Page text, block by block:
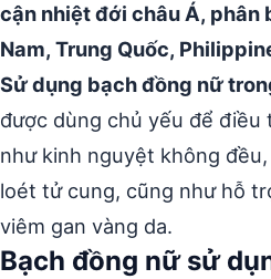
cận nhiệt đới châu Á, phân
Nam, Trung Quốc,
Sử dụng bạch đồng nữ
được dùng chủ yếu để điều
như kinh nguyệt không
loét tử cung, cũng như hỗ
viêm gan vàng da.
Bạch đồng nữ sử